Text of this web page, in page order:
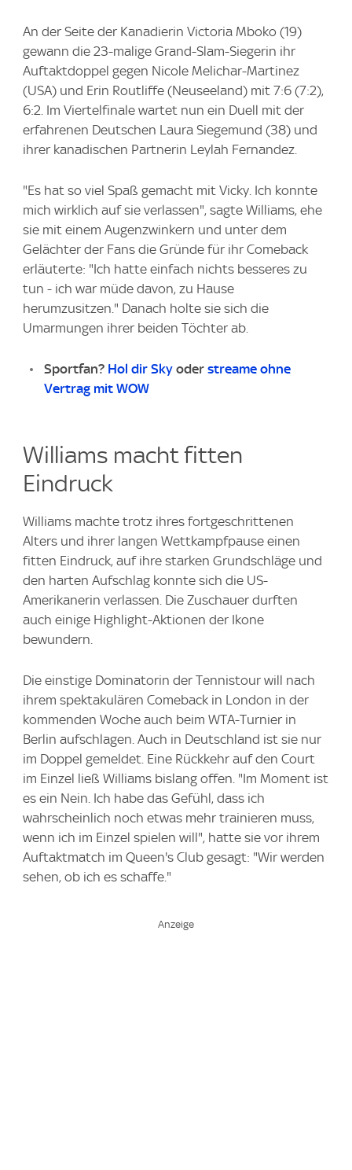
An der Seite der Kanadierin Victoria Mboko (19)
gewann die 23-malige Grand-Slam-Siegerin ihr
Auftaktdoppel gegen Nicole Melichar-Martinez
(USA) und Erin Routliffe (Neuseeland) mit 7:6 (7:2),
6:2. Im Viertelfinale wartet nun ein Duell mit der
erfahrenen Deutschen Laura Siegemund (38) und
ihrer kanadischen Partnerin Leylah Fernandez.
"Es hat so viel Spaß gemacht mit Vicky. Ich konnte
mich wirklich auf sie verlassen", sagte Williams, ehe
sie mit einem Augenzwinkern und unter dem
Gelächter der Fans die Gründe für ihr Comeback
erläuterte: "Ich hatte einfach nichts besseres zu
tun - ich war müde davon, zu Hause
herumzusitzen." Danach holte sie sich die
Umarmungen ihrer beiden Töchter ab.
Sportfan? Hol dir Sky oder streame ohne
Vertrag mit WOW
Williams macht fitten
Eindruck
Williams machte trotz ihres fortgeschrittenen
Alters und ihrer langen Wettkampfpause einen
fitten Eindruck, auf ihre starken Grundschläge und
den harten Aufschlag konnte sich die US-
Amerikanerin verlassen. Die Zuschauer durften
auch einige Highlight-Aktionen der Ikone
bewundern.
Die einstige Dominatorin der Tennistour will nach
ihrem spektakulären Comeback in London in der
kommenden Woche auch beim WTA-Turnier in
Berlin aufschlagen. Auch in Deutschland ist sie nur
im Doppel gemeldet. Eine Rückkehr auf den Court
im Einzel ließ Williams bislang offen. "Im Moment ist
es ein Nein. Ich habe das Gefühl, dass ich
wahrscheinlich noch etwas mehr trainieren muss,
wenn ich im Einzel spielen will", hatte sie vor ihrem
Auftaktmatch im Queen's Club gesagt: "Wir werden
sehen, ob ich es schaffe."